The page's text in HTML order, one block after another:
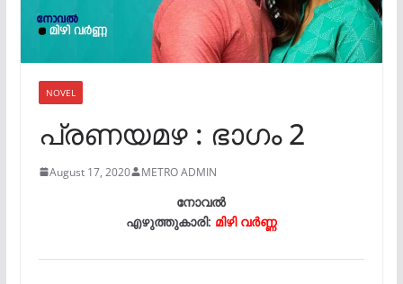
NOVEL
പ്രണയമഴ : ഭാഗം 2
August 17, 2020 METRO ADMIN
നോവൽ
എഴുത്തുകാരി: മിഴി വർണ്ണ